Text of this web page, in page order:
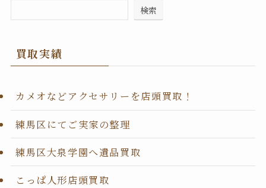
検索
買取実績
カメオなどアクセサリーを店頭買取！
練馬区にてご実家の整理
練馬区大泉学園へ遺品買取
こっぱ人形店頭買取